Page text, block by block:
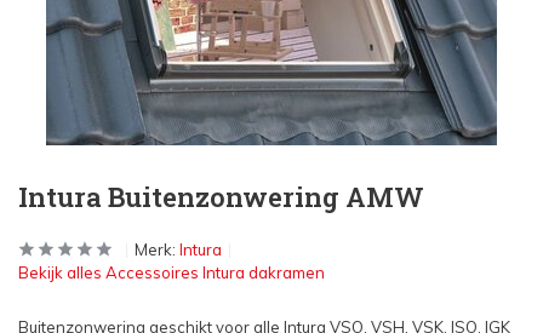
Intura Buitenzonwering AMW
Merk: Intura
Bekijk alles Accessoires Intura dakramen
Buitenzonwering geschikt voor alle Intura VSO, VSH, VSK, ISO, IGK